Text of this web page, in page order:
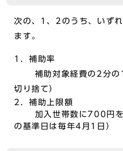
次の、1、2のうち、いず
ます。
1．補助率
補助対象経費の2分の1
切り捨て）
2．補助上限額
加入世帯数に700円を
の基準日は毎年4月1日）